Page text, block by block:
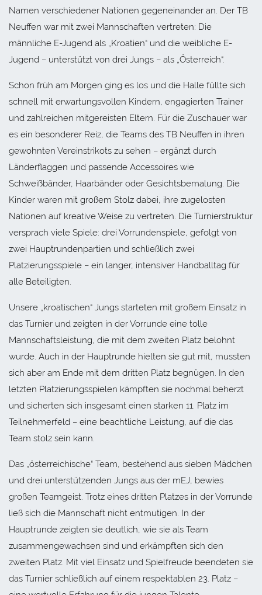
Namen verschiedener Nationen gegeneinander an. Der TB
Neuffen war mit zwei Mannschaften vertreten: Die
männliche E-Jugend als „Kroatien“ und die weibliche E-
Jugend – unterstützt von drei Jungs – als „Österreich“.
Schon früh am Morgen ging es los und die Halle füllte sich
schnell mit erwartungsvollen Kindern, engagierten Trainer
und zahlreichen mitgereisten Eltern. Für die Zuschauer war
es ein besonderer Reiz, die Teams des TB Neuffen in ihren
gewohnten Vereinstrikots zu sehen – ergänzt durch
Länderflaggen und passende Accessoires wie
Schweißbänder, Haarbänder oder Gesichtsbemalung. Die
Kinder waren mit großem Stolz dabei, ihre zugelosten
Nationen auf kreative Weise zu vertreten. Die Turnierstruktur
versprach viele Spiele: drei Vorrundenspiele, gefolgt von
zwei Hauptrundenpartien und schließlich zwei
Platzierungsspiele – ein langer, intensiver Handballtag für
alle Beteiligten.
Unsere „kroatischen“ Jungs starteten mit großem Einsatz in
das Turnier und zeigten in der Vorrunde eine tolle
Mannschaftsleistung, die mit dem zweiten Platz belohnt
wurde. Auch in der Hauptrunde hielten sie gut mit, mussten
sich aber am Ende mit dem dritten Platz begnügen. In den
letzten Platzierungsspielen kämpften sie nochmal beherzt
und sicherten sich insgesamt einen starken 11. Platz im
Teilnehmerfeld – eine beachtliche Leistung, auf die das
Team stolz sein kann.
Das „österreichische“ Team, bestehend aus sieben Mädchen
und drei unterstützenden Jungs aus der mEJ, bewies
großen Teamgeist. Trotz eines dritten Platzes in der Vorrunde
ließ sich die Mannschaft nicht entmutigen. In der
Hauptrunde zeigten sie deutlich, wie sie als Team
zusammengewachsen sind und erkämpften sich den
zweiten Platz. Mit viel Einsatz und Spielfreude beendeten sie
das Turnier schließlich auf einem respektablen 23. Platz –